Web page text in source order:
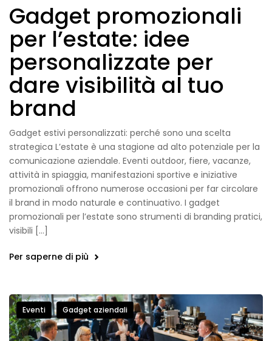
Gadget promozionali
per l’estate: idee
personalizzate per
dare visibilità al tuo
brand
Gadget estivi personalizzati: perché sono una scelta
strategica L’estate è una stagione ad alto potenziale per la
comunicazione aziendale. Eventi outdoor, fiere, vacanze,
attività in spiaggia, manifestazioni sportive e iniziative
promozionali offrono numerose occasioni per far circolare
il brand in modo naturale e continuativo. I gadget
promozionali per l’estate sono strumenti di branding pratici,
visibili […]
Per saperne di più
Eventi Gadget aziendali